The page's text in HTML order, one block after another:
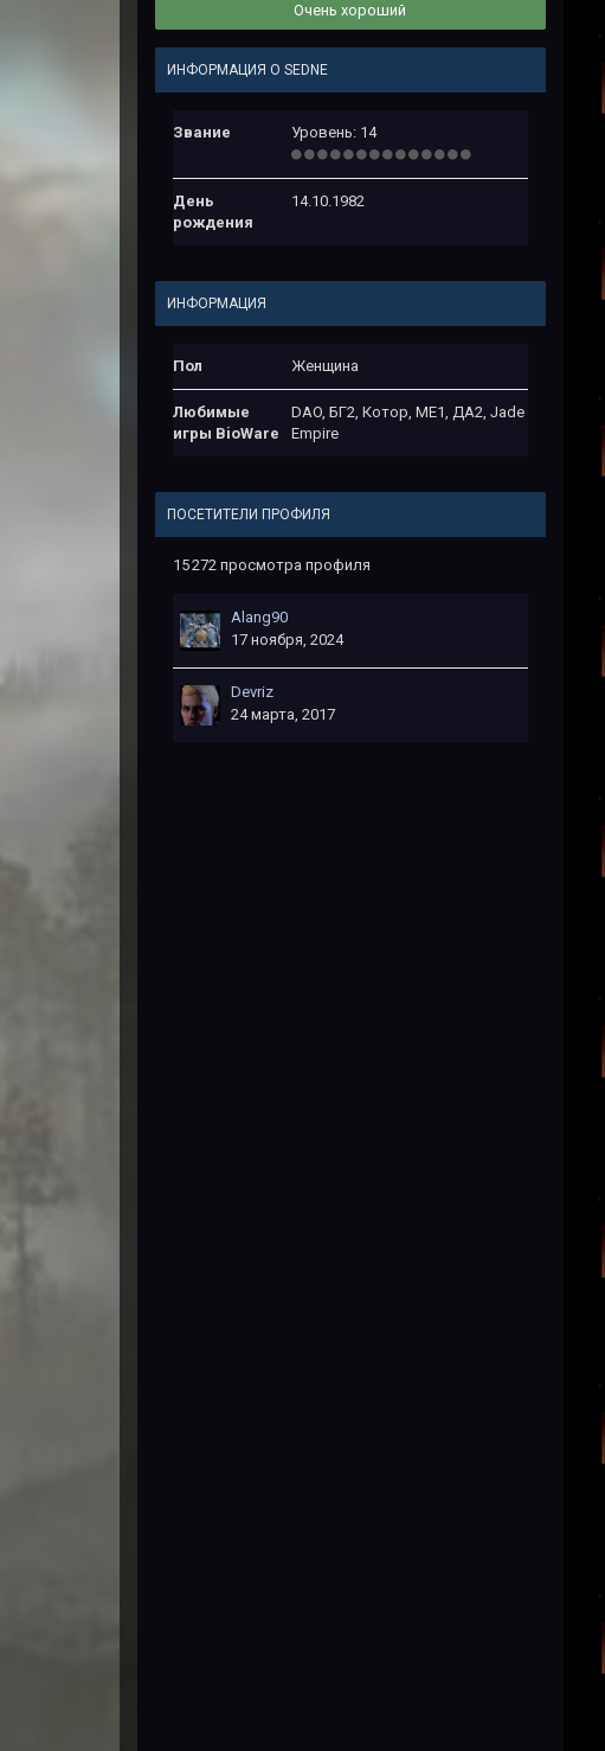
Очень хороший
ИНФОРМАЦИЯ О SEDNE
Звание Уровень: 14
День
рождения
14.10.1982
ИНФОРМАЦИЯ
Пол Женщина
Любимые
игры BioWare
DAO, БГ2, Котор, МЕ1, ДА2, Jade
Empire
ПОСЕТИТЕЛИ ПРОФИЛЯ
15 272 просмотра профиля
Alang90
17 ноября, 2024
Devriz
24 марта, 2017